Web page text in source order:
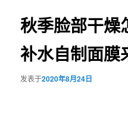
秋季脸部干燥
补水自制面膜
发表于2020年8月24日